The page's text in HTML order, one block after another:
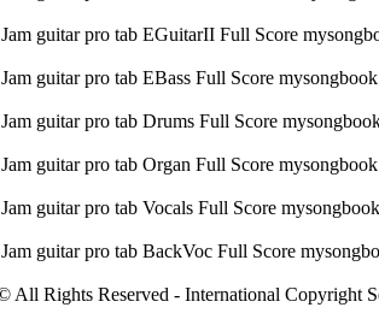
All Rights Reserved - International Copyright